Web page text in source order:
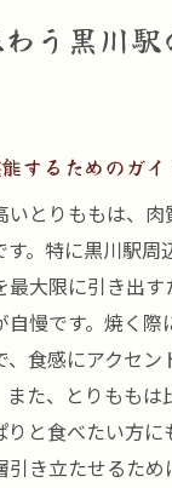
う黒川
するためのガイ
とりももは、肉
。特に黒川駅周
最大限に引き出
慢です。焼く際
食感にアクセン
た、とりももは
と食べたい方に
引き立たせるた